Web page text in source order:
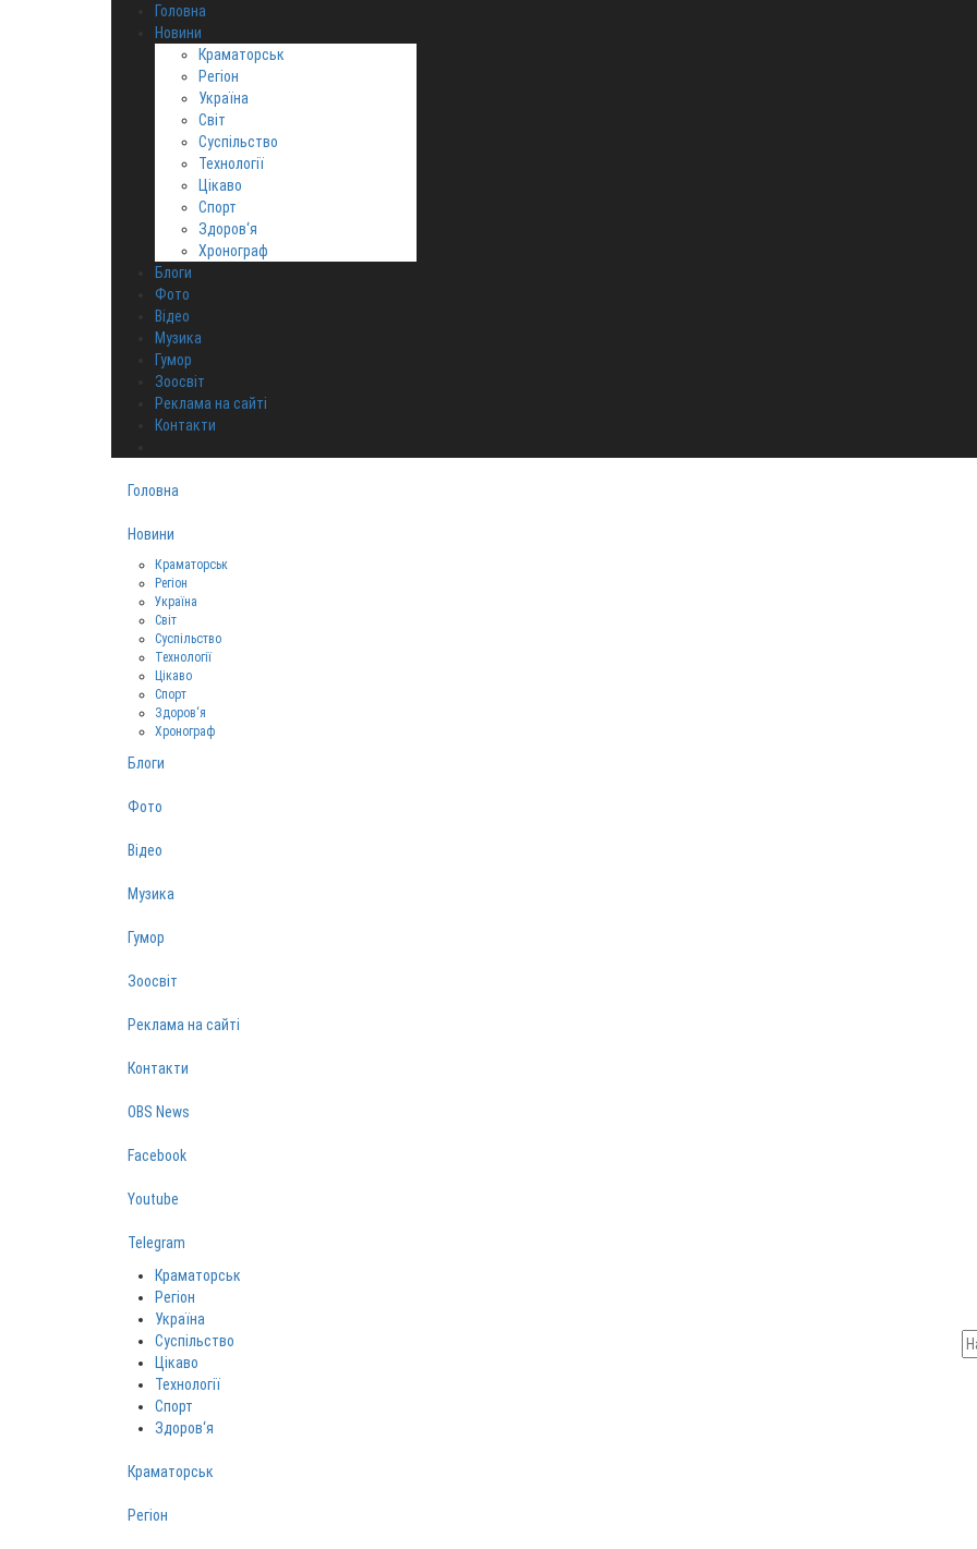
Головна
Новини
Краматорськ
Регіон
Україна
Світ
Суспільство
Технології
Цікаво
Спорт
Здоров‘я
Хронограф
Блоги
Фото
Відео
Музика
Гумор
Зоосвіт
Реклама на сайті
Контакти
Головна
Новини
Краматорськ
Регіон
Україна
Світ
Суспільство
Технології
Цікаво
Спорт
Здоров‘я
Хронограф
Блоги
Фото
Відео
Музика
Гумор
Зоосвіт
Реклама на сайті
Контакти
OBS News
Facebook
Youtube
Telegram
Краматорськ
Регіон
Україна
Суспільство
Цікаво
Технології
Спорт
Здоров‘я
Краматорськ
Регіон